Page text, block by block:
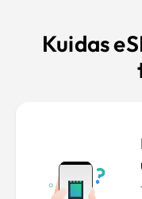
Kuidas